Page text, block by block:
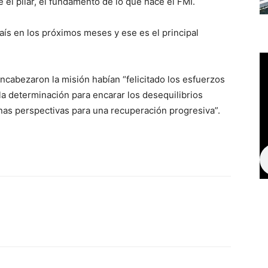
en los próximos meses y ese es el principal
la misión habían “felicitado los esfuerzos
determinación para encarar los desequilibrios
perspectivas para una recuperación progresiva”.